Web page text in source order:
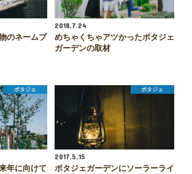
のネームプ
2018.7.24
めちゃくちゃアツかったポタジェ
ガーデンの取材
ポタジェ
年に向けて
ポタジェ
2017.5.15
ポタジェガーデンにソーラーライ